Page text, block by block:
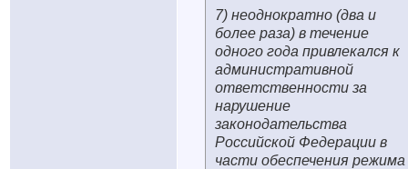
7) неоднократно (два и
более раза) в течение
одного года привлекался к
административной
ответственности за
нарушение
законодательства
Российской Федерации в
части обеспечения режима